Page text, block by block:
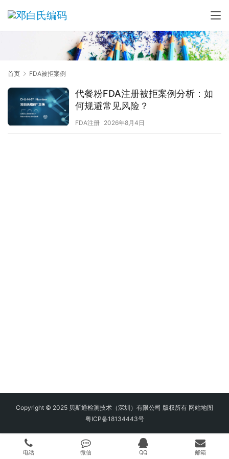
首页 FDA被拒案例
代餐粉FDA注册被拒案例分析：如
何规避常见风险？
FDA注册 2026年8月4日
Copyright © 2025 贝斯通检测技术（深圳）有限公司 版权所有 网站地图
粤ICP备18134443号
电话 微信 QQ 邮箱